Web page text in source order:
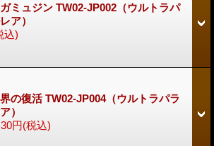
ミュジン TW02-JP002（ウルトラパ
ア）
込)
の復活 TW02-JP004（ウルトラパラ
）
円(税込)